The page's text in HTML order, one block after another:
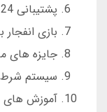
پشتیبانی 24 ساعته با پاسخگویی در زیر 3 دقیقه
بازی انفجار
جایزه های
سیستم شرط
آموزش های